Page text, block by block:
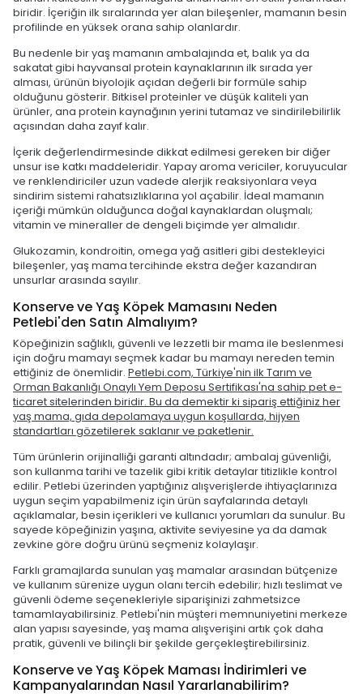
biridir. İçeriğin ilk sıralarında yer alan bileşenler, mamanın besin
profilinde en yüksek orana sahip olanlardır.
Bu nedenle bir yaş mamanın ambalajında et, balık ya da
sakatat gibi hayvansal protein kaynaklarının ilk sırada yer
alması, ürünün biyolojik açıdan değerli bir formüle sahip
olduğunu gösterir. Bitkisel proteinler ve düşük kaliteli yan
ürünler, ana protein kaynağının yerini tutamaz ve sindirilebilirlik
açısından daha zayıf kalır.
İçerik değerlendirmesinde dikkat edilmesi gereken bir diğer
unsur ise katkı maddeleridir. Yapay aroma vericiler, koruyucular
ve renklendiriciler uzun vadede alerjik reaksiyonlara veya
sindirim sistemi rahatsızlıklarına yol açabilir. İdeal mamanın
içeriği mümkün olduğunca doğal kaynaklardan oluşmalı;
vitamin ve mineraller de dengeli biçimde yer almalıdır.
Glukozamin, kondroitin, omega yağ asitleri gibi destekleyici
bileşenler, yaş mama tercihinde ekstra değer kazandıran
unsurlar arasında sayılır.
Konserve ve Yaş Köpek Mamasını Neden
Petlebi'den Satın Almalıyım?
Köpeğinizin sağlıklı, güvenli ve lezzetli bir mama ile beslenmesi
için doğru mamayı seçmek kadar bu mamayı nereden temin
ettiğiniz de önemlidir. Petlebi.com, Türkiye'nin ilk Tarım ve
Orman Bakanlığı Onaylı Yem Deposu Sertifikası'na sahip pet e-
ticaret sitelerinden biridir. Bu da demektir ki sipariş ettiğiniz her
yaş mama, gıda depolamaya uygun koşullarda, hijyen
standartları gözetilerek saklanır ve paketlenir.
Tüm ürünlerin orijinalliği garanti altındadır; ambalaj güvenliği,
son kullanma tarihi ve tazelik gibi kritik detaylar titizlikle kontrol
edilir. Petlebi üzerinden yaptığınız alışverişlerde ihtiyaçlarınıza
uygun seçim yapabilmeniz için ürün sayfalarında detaylı
açıklamalar, besin içerikleri ve kullanıcı yorumları da sunulur. Bu
sayede köpeğinizin yaşına, aktivite seviyesine ya da damak
zevkine göre doğru ürünü seçmeniz kolaylaşır.
Farklı gramajlarda sunulan yaş mamalar arasından bütçenize
ve kullanım sürenize uygun olanı tercih edebilir; hızlı teslimat ve
güvenli ödeme seçenekleriyle siparişinizi zahmetsizce
tamamlayabilirsiniz. Petlebi'nin müşteri memnuniyetini merkeze
alan yapısı sayesinde, yaş mama alışverişini artık çok daha
pratik, güvenli ve bilinçli bir şekilde gerçekleştirebilirsiniz.
Konserve ve Yaş Köpek Maması İndirimleri ve
Kampanyalarından Nasıl Yararlanabilirim?